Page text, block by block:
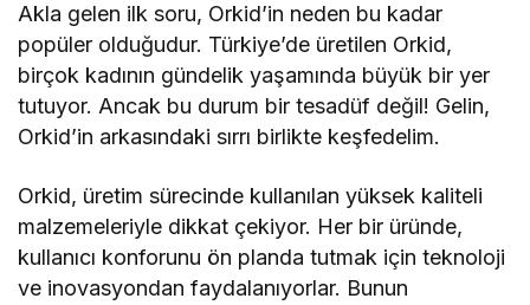
Akla gelen ilk soru, Orkid’in neden bu kadar
popüler olduğudur. Türkiye’de üretilen Orkid,
birçok kadının gündelik yaşamında büyük bir yer
tutuyor. Ancak bu durum bir tesadüf değil! Gelin,
Orkid’in arkasındaki sırrı birlikte keşfedelim.
Orkid, üretim sürecinde kullanılan yüksek kaliteli
malzemeleriyle dikkat çekiyor. Her bir üründe,
kullanıcı konforunu ön planda tutmak için teknoloji
ve inovasyondan faydalanıyorlar. Bunun